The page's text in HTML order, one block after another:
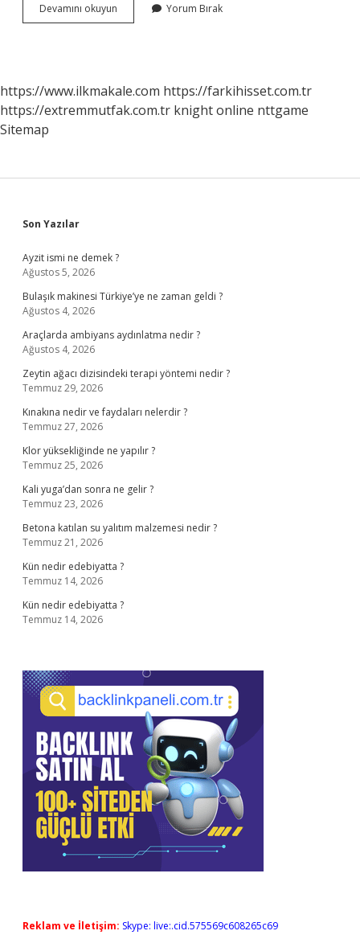
Devamını okuyun Sözcükte
Anlam
Yorum Bırak
https://www.ilkmakale.com https://farkihisset.com.tr
https://extremmutfak.com.tr knight online nttgame
Sitemap
Sidebar
Son Yazılar
Ayzit ismi ne demek ?
Ağustos 5, 2026
Bulaşık makinesi Türkiye’ye ne zaman geldi ?
Ağustos 4, 2026
Araçlarda ambiyans aydınlatma nedir ?
Ağustos 4, 2026
Zeytin ağacı dizisindeki terapi yöntemi nedir ?
Temmuz 29, 2026
Kınakına nedir ve faydaları nelerdir ?
Temmuz 27, 2026
Klor yüksekliğinde ne yapılır ?
Temmuz 25, 2026
Kali yuga’dan sonra ne gelir ?
Temmuz 23, 2026
Betona katılan su yalıtım malzemesi nedir ?
Temmuz 21, 2026
Kün nedir edebiyatta ?
Temmuz 14, 2026
Kün nedir edebiyatta ?
Temmuz 14, 2026
Reklam ve İletişim: Skype: live:.cid.575569c608265c69